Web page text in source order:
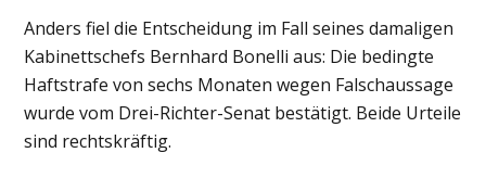
Anders fiel die Entscheidung im Fall seines damaligen
Kabinettschefs Bernhard Bonelli aus: Die bedingte
Haftstrafe von sechs Monaten wegen Falschaussage
wurde vom Drei-Richter-Senat bestätigt. Beide Urteile
sind rechtskräftig.